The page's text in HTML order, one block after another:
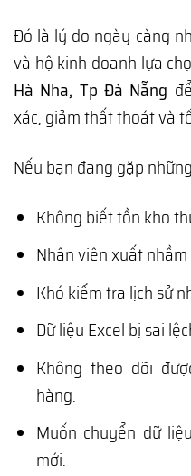
Đó là lý do ngày càng
và hộ kinh doanh lựa
Hà Nha, Tp Đà Nẵng
xác, giảm thất thoát và
Nếu bạn đang gặp
Không biết tồn kho
Nhân viên xuất
Khó kiểm tra lịch sử
Dữ liệu Excel bị sai
Không theo dõi
hàng.
Muốn chuyển dữ
mới.